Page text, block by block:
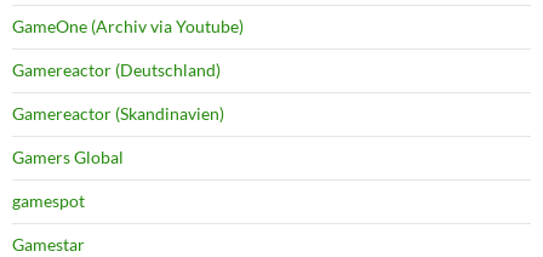
GameOne (Archiv via Youtube)
Gamereactor (Deutschland)
Gamereactor (Skandinavien)
Gamers Global
gamespot
Gamestar